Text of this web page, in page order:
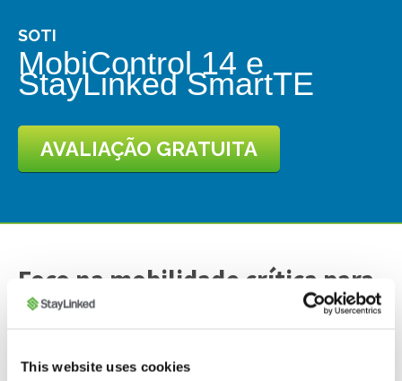
This website uses cookies
SOTI
MobiControl 14 e
StayLinked SmartTE
AVALIAÇÃO GRATUITA
Foco na mobilidade crítica para
os negócios
Algumas soluções empresariais são